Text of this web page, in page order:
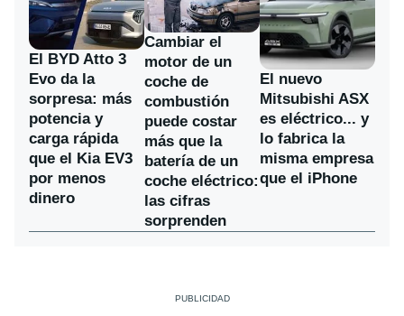
El BYD Atto 3
Evo da la
sorpresa: más
potencia y
carga rápida
que el Kia EV3
por menos
dinero
Cambiar el
motor de un
coche de
combustión
puede costar
más que la
batería de un
coche eléctrico:
las cifras
sorprenden
El nuevo
Mitsubishi ASX
es eléctrico... y
lo fabrica la
misma empresa
que el iPhone